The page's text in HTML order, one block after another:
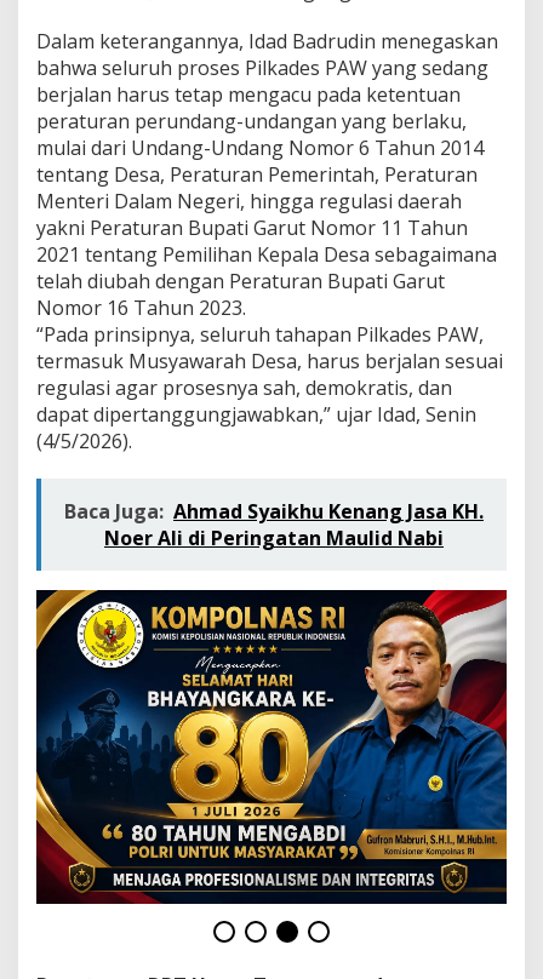
k
i
B
e
r
j
a
l
a
n
S
e
s
u
a
i
A
t
u
:
T
r
n
s
p
a
r
a
n
s
i
d
a
n
K
o
n
d
u
Dalam keterangannya, Idad Badrudin menegaskan
bahwa seluruh proses Pilkades PAW yang sedang
berjalan harus tetap mengacu pada ketentuan
peraturan perundang-undangan yang berlaku,
mulai dari Undang-Undang Nomor 6 Tahun 2014
tentang Desa, Peraturan Pemerintah, Peraturan
Menteri Dalam Negeri, hingga regulasi daerah
yakni Peraturan Bupati Garut Nomor 11 Tahun
2021 tentang Pemilihan Kepala Desa sebagaimana
telah diubah dengan Peraturan Bupati Garut
Nomor 16 Tahun 2023.
“Pada prinsipnya, seluruh tahapan Pilkades PAW,
termasuk Musyawarah Desa, harus berjalan sesuai
regulasi agar prosesnya sah, demokratis, dan
dapat dipertanggungjawabkan,” ujar Idad, Senin
(4/5/2026).
Baca Juga: Ahmad Syaikhu Kenang Jasa KH.
Noer Ali di Peringatan Maulid Nabi